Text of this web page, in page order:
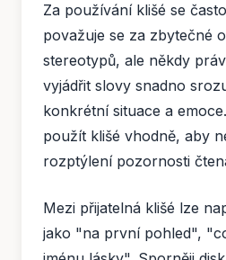
Za používání klišé se
považuje se za zbytečné
stereotypů, ale někdy
vyjádřit slovy snadno
konkrétní situace a
použít klišé vhodně, aby
rozptýlení pozornosti
Mezi přijatelná klišé lze
jako "na první pohled",